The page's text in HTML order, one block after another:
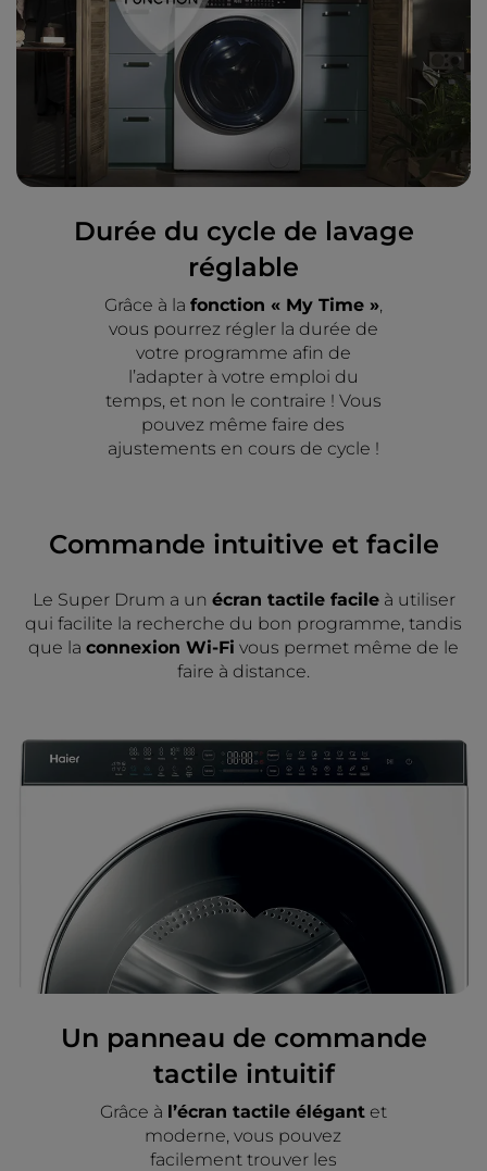
Durée du cycle de lavage
réglable
Grâce à la fonction « My Time »,
vous pourrez régler la durée de
votre programme afin de
l’adapter à votre emploi du
temps, et non le contraire ! Vous
pouvez même faire des
ajustements en cours de cycle !
Commande intuitive et facile
Le Super Drum a un écran tactile facileà utiliser
qui facilite la recherche du bon programme, tandis
que la connexion Wi-Fi vous permet même de le
faire à distance.
Un panneau de commande
tactile intuitif
Grâce à l’écran tactileélégantet
moderne, vous pouvez
facilement trouver les